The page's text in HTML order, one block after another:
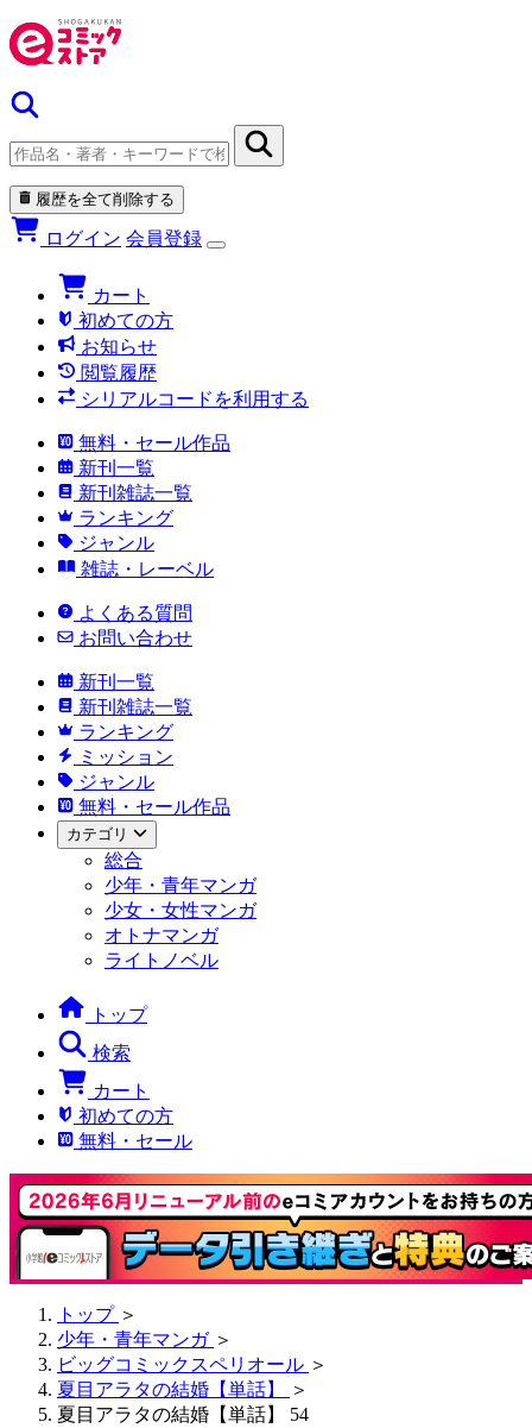
履歴を全て削除する
ログイン 会員登録
カート
初めての方
お知らせ
閲覧履歴
シリアルコードを利用する
無料・セール作品
新刊一覧
新刊雑誌一覧
ランキング
ジャンル
雑誌・レーベル
よくある質問
お問い合わせ
新刊一覧
新刊雑誌一覧
ランキング
ミッション
ジャンル
無料・セール作品
カテゴリ
総合
少年・青年マンガ
少女・女性マンガ
オトナマンガ
ライトノベル
トップ
検索
カート
初めての方
無料・セール
トップ ＞
少年・青年マンガ ＞
ビッグコミックスペリオール ＞
夏目アラタの結婚【単話】
＞
夏目アラタの結婚【単話】 54